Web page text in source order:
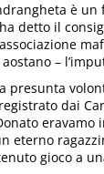
è
detto il
aostano –
presunta
dai
eravamo
eterno
gioco a